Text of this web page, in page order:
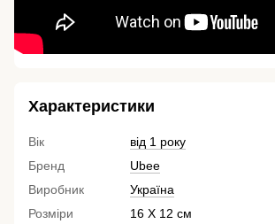
Характеристики
Вік
від 1 року
Бренд
Ubee
Виробник
Україна
Розміри
16 Х 12 см